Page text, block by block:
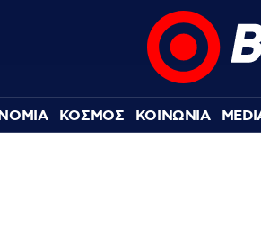
ΚΟΣΜΟΣ ΚΟΙΝΩΝΙΑ